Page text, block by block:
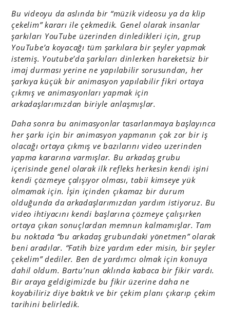
Bu videoyu da aslında bir “müzik videosu ya da klip
çekelim” kararı ile çekmedik. Genel olarak insanlar
şarkıları YouTube üzerinden dinledikleri için, grup
YouTube’a koyacağı tüm şarkılara bir şeyler yapmak
istemiş. Youtube’da şarkıları dinlerken hareketsiz bir
imaj durması yerine ne yapılabilir sorusundan, her
şarkıya küçük bir animasyon yapılabilir fikri ortaya
çıkmış ve animasyonları yapmak için
arkadaşlarımızdan biriyle anlaşmışlar.
Daha sonra bu animasyonlar tasarlanmaya başlayınca
her şarkı için bir animasyon yapmanın çok zor bir iş
olacağı ortaya çıkmış ve bazılarını video uzerinden
yapma kararına varmışlar. Bu arkadaş grubu
içerisinde genel olarak ilk refleks herkesin kendi işini
kendi çözmeye çalışıyor olması, tabii kimseye yük
olmamak için. İşin içinden çıkamaz bir durum
olduğunda da arkadaşlarımızdan yardım istiyoruz. Bu
video ihtiyacını kendi başlarına çözmeye çalışırken
ortaya çıkan sonuçlardan memnun kalmamışlar. Tam
bu noktada “bu arkadaş grubundaki yönetmen” olarak
beni aradılar. “Fatih bize yardım eder misin, bir şeyler
çekelim” dediler. Ben de yardımcı olmak için konuya
dahil oldum. Bartu’nun aklında kabaca bir fikir vardı.
Bir araya geldigimizde bu fikir üzerine daha ne
koyabiliriz diye baktık ve bir çekim planı çıkarıp çekim
tarihini belirledik.